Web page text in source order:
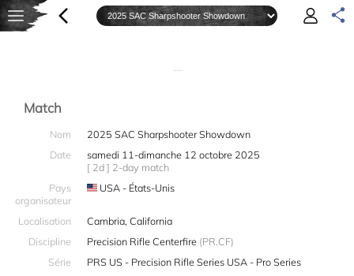
—
Match
Nom
2025 SAC Sharpshooter Showdown
Date
samedi 11-dimanche 12 octobre 2025
[ 2d ] 2-day match
Pays
organisateur
USA - États-Unis
Localisation
Cambria, California
Discipline
Precision Rifle Centerfire (PR.CF)
Série
PRS US - Precision Rifle Series USA - Pro Series